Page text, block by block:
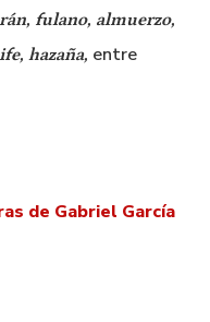
fulano, almuerzo,
hazaña, entre
de Gabriel García